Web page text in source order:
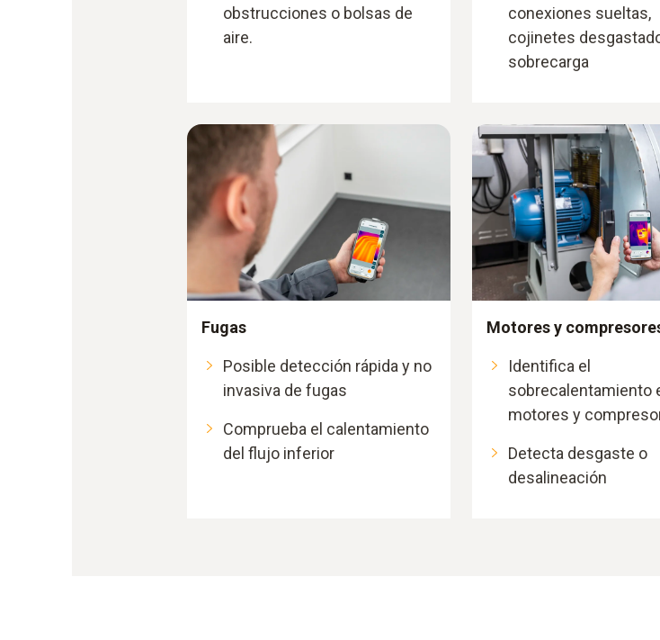
obstrucciones o bolsas de
aire.
conexiones sueltas,
cojinetes
sobrecarga
Fugas
Posible detección rápida y no
invasiva de fugas
Comprueba el calentamiento
del flujo inferior
Motores y
Identifica el
sobrecalentamiento
motores y
Detecta desgaste o
desalineación